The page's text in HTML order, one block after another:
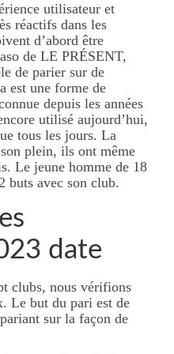
utilisateur et
réactifs dans les
d’abord être
de LE PRÉSENT,
de parier sur de
est une forme de
depuis les années
utilisé aujourd’hui,
tous les jours. La
plein, ils ont même
Le jeune homme de 18
buts avec son club.
date
clubs, nous vérifions
Le but du pari est de
sur la façon de